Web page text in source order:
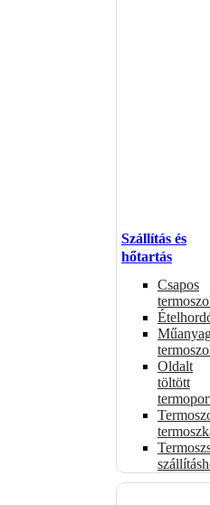
Szállítás és
hőtartás
Csapos
Oldalt
töltött